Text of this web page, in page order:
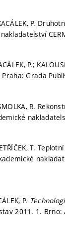
P.
P.;
Grada
SMOLKA, R.
T.
P.
2011. 1.